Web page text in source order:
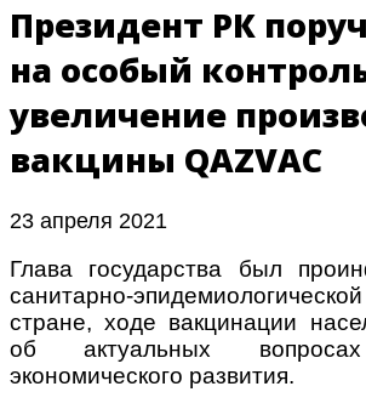
Президент РК
на особый
увеличение
вакцины QAZVAC
23 апреля 2021
Глава государства был
санитарно-
стране, ходе вакцинации
об актуальных
экономического развития.